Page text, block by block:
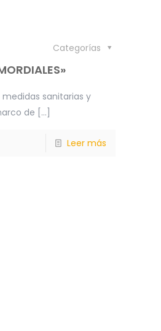
Categorías
sanitarias y
de […]
Leer más